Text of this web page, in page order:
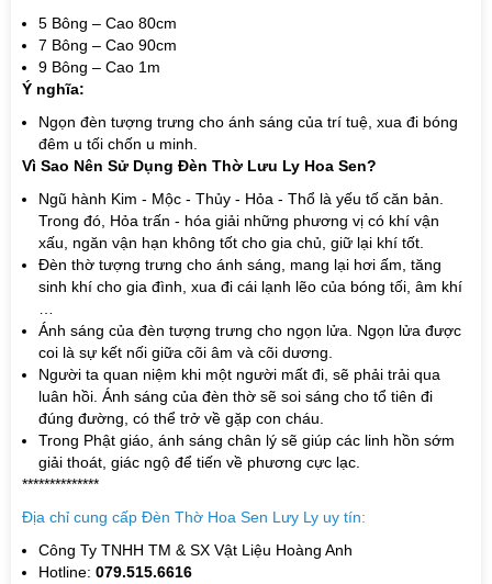
5 Bông – Cao 80cm
7 Bông – Cao 90cm
9 Bông – Cao 1m
Ý nghĩa:
Ngọn đèn tượng trưng cho ánh sáng của trí tuệ, xua đi bóng
đêm u tối chốn u minh.
Vì Sao Nên Sử Dụng Đèn Thờ Lưu Ly Hoa Sen?
Ngũ hành Kim - Mộc - Thủy - Hỏa - Thổ là yếu tố căn bản.
Trong đó, Hỏa trấn - hóa giải những phương vị có khí vận
xấu, ngăn vận hạn không tốt cho gia chủ, giữ lại khí tốt.
Đèn thờ tượng trưng cho ánh sáng, mang lại hơi ấm, tăng
sinh khí cho gia đình, xua đi cái lạnh lẽo của bóng tối, âm khí
Ánh sáng của đèn tượng trưng cho ngọn lửa. Ngọn lửa được
coi là sự kết nối giữa cõi âm và cõi dương.
Người ta quan niệm khi một người mất đi, sẽ phải trải qua
luân hồi. Ánh sáng của đèn thờ sẽ soi sáng cho tổ tiên đi
đúng đường, có thể trở về gặp con cháu.
Trong Phật giáo, ánh sáng chân lý sẽ giúp các linh hồn sớm
giải thoát, giác ngộ để tiến về phương cực lạc.
**************
Địa chỉ cung cấp Đèn Thờ Hoa Sen Lưy Ly uy tín:
Công Ty TNHH TM & SX Vật Liệu Hoàng Anh
Hotline: 079.515.6616